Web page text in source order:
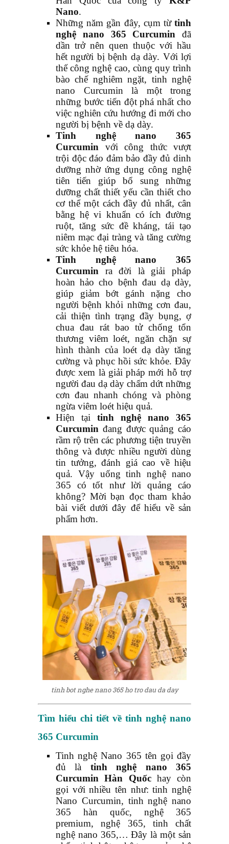
Nano.
Những năm gần đây, cụm từ tinh
nghệ nano 365 Curcumin đã
dần trở nên quen thuộc với hầu
hết người bị bệnh dạ dày. Với lợi
thế công nghệ cao, cùng quy trình
bào chế nghiêm ngặt, tinh nghệ
nano Curcumin là một trong
những bước tiến đột phá nhất cho
việc nghiên cứu hướng đi mới cho
người bị bệnh về dạ dày.
Tinh nghệ nano 365
Curcumin với công thức vượt
trội độc đáo đảm bảo đầy đủ dinh
dưỡng nhờ ứng dụng công nghệ
tiên tiến giúp bổ sung những
dưỡng chất thiết yếu cần thiết cho
cơ thể một cách đầy đủ nhất, cân
bằng hệ vi khuẩn có ích đường
ruột, tăng sức đề kháng, tái tạo
niêm mạc đại tràng và tăng cường
sức khỏe hệ tiêu hóa.
Tinh nghệ nano 365
Curcumin ra đời là giải pháp
hoàn hảo cho bệnh đau dạ dày,
giúp giảm bớt gánh nặng cho
người bệnh khỏi những cơn đau,
cải thiện tình trạng đầy bụng, ợ
chua đau rát bao tử chống tổn
thương viêm loét, ngăn chặn sự
hình thành của loét dạ dày tăng
cường và phục hồi sức khỏe. Đây
được xem là giải pháp mới hỗ trợ
người đau dạ dày chấm dứt những
cơn đau nhanh chóng và phòng
ngừa viêm loét hiệu quả.
Hiện tại tinh nghệ nano 365
Curcumin đang được quảng cáo
rầm rộ trên các phương tiện truyền
thông và được nhiều người dùng
tin tưởng, đánh giá cao về hiệu
quả. Vậy uống tinh nghệ nano
365 có tốt như lời quảng cáo
không? Mời bạn đọc tham khảo
bài viết dưới đây để hiểu về sản
phẩm hơn.
tinh bot nghe nano 365 ho tro dau da day
Tìm hiểu chi tiết về tinh nghệ nano
365 Curcumin
Tinh nghệ Nano 365 tên gọi đầy
đủ là tinh nghệ nano 365
Curcumin Hàn Quốchay còn
gọi với nhiều tên như: tinh nghệ
Nano Curcumin, tinh nghệ nano
365 hàn quốc, nghệ 365
premium, nghệ 365, tinh chất
nghệ nano 365,… Đây là một sản